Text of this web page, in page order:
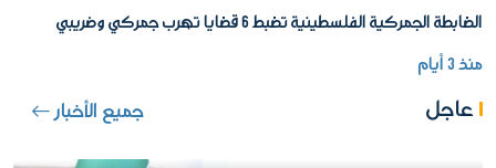
الضابطة الجمركية الفلسطينية تضبط 6 قضايا تهرب جمركي وضريبي
منذ 3 أيام
عاجل جميع الأخبار